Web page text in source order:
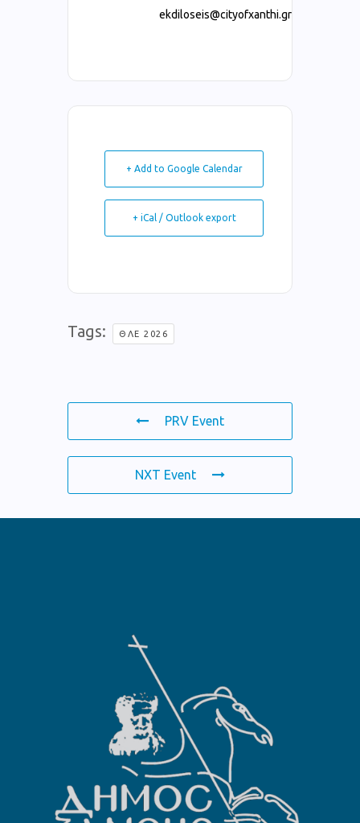
ekdiloseis@cityofxanthi.gr
+ Add to Google Calendar
+ iCal / Outlook export
Tags: ΘΛΕ 2026
PRV Event
NXT Event